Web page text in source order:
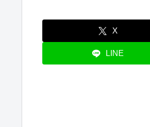
b
o
k
d
o
X
LINE